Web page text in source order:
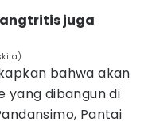
juga
bahwa akan
yang dibangun di
Pantai